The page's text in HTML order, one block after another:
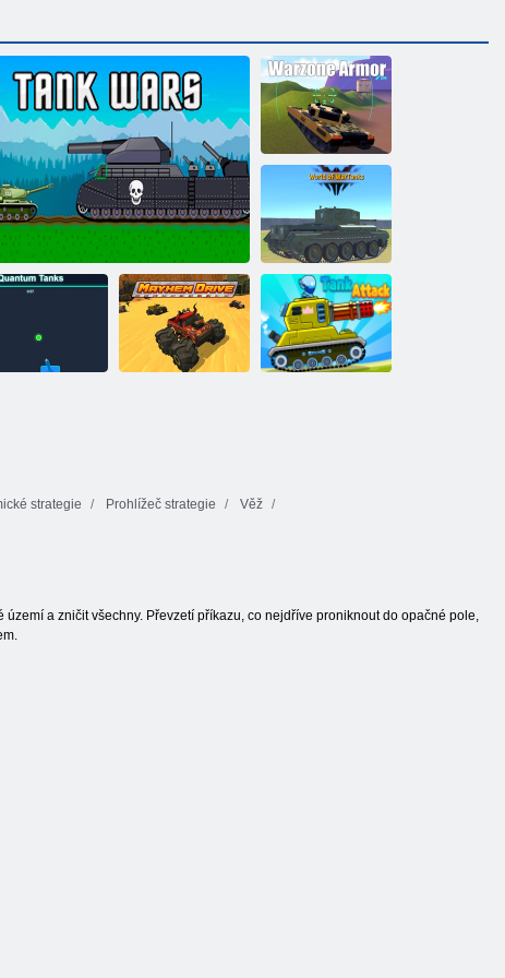
Warzone Armor
World of Tank
War
strategie Prohlížeč strategie Věž
a zničit všechny. Převzetí příkazu, co nejdříve proniknout do opačné pole,